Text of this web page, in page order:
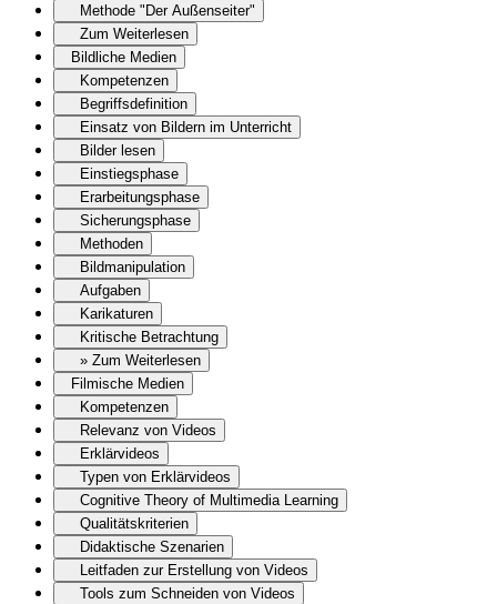
Methode "Der Außenseiter"
Zum Weiterlesen
Bildliche Medien
Kompetenzen
Begriffsdefinition
Einsatz von Bildern im Unterricht
Bilder lesen
Einstiegsphase
Erarbeitungsphase
Sicherungsphase
Methoden
Bildmanipulation
Aufgaben
Karikaturen
Kritische Betrachtung
» Zum Weiterlesen
Filmische Medien
Kompetenzen
Relevanz von Videos
Erklärvideos
Typen von Erklärvideos
Cognitive Theory of Multimedia Learning
Qualitätskriterien
Didaktische Szenarien
Leitfaden zur Erstellung von Videos
Tools zum Schneiden von Videos